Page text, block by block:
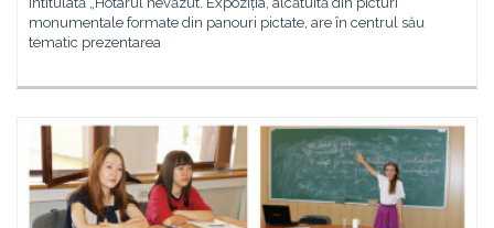
monumentale formate din panouri pictate, are în centrul său
tematic prezentarea